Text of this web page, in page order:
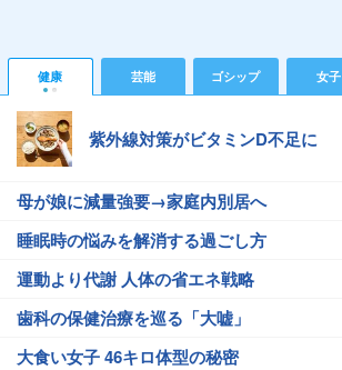
健康 芸能 ゴシップ 女子
紫外線対策がビタミンD不足に
母が娘に減量強要→家庭内別居へ
睡眠時の悩みを解消する過ごし方
運動より代謝 人体の省エネ戦略
歯科の保健治療を巡る「大嘘」
大食い女子 46キロ体型の秘密